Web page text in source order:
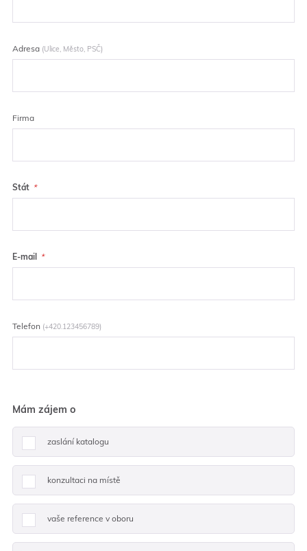
Adresa (Ulice, Město, PSČ)
Firma
Stát
E-mail
Telefon (+420.123456789)
Mám zájem o
zaslání katalogu
konzultaci na místě
vaše reference v oboru